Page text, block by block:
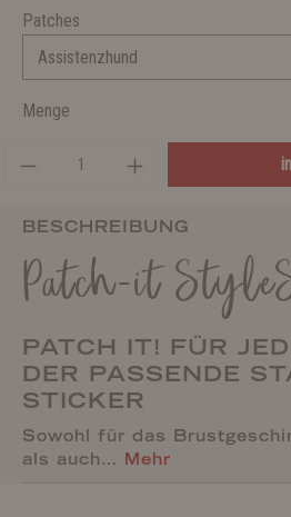
Patches
Menge
BESCHREIBUNG
Patch-it
PATCH IT! FÜR
DER PASSENDE
STICKER
Sowohl für das
als auch… Mehr